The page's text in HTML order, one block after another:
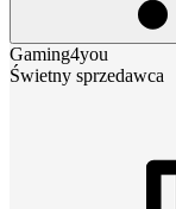
Gaming4you
Świetny sprzedawca